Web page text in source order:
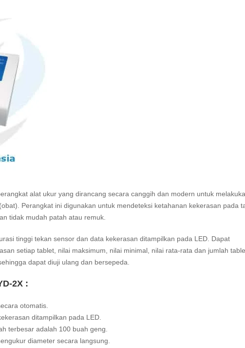
alat ukur yang dirancang secara canggih dan modern untuk
Perangkat ini digunakan untuk mendeteksi ketahanan kekerasan pada
tidak mudah patah atau remuk.
tinggi tekan sensor dan data kekerasan ditampilkan pada LED. Dapat
setiap tablet, nilai maksimum, nilai minimal, nilai rata-rata dan jumlah
dapat diuji ulang dan bersepeda.
2X :
otomatis.
ditampilkan pada LED.
terbesar adalah 100 buah geng.
diameter secara langsung.